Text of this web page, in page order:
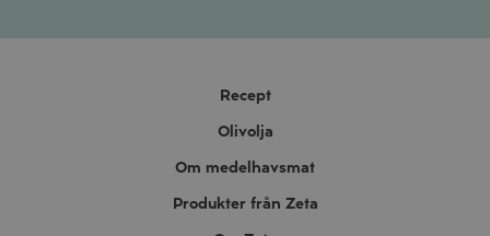
Recept
Olivolja
Om medelhavsmat
Produkter från Zeta